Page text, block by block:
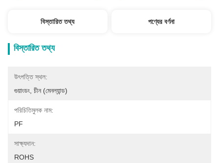
বিস্তারিত তথ্য পণ্যের বর্ণনা
বিস্তারিত তথ্য
উৎপত্তি স্থল:
গুয়াংডং, চীন (মেনল্যান্ড)
পরিচিতিমুলক নাম:
PF
সাক্ষ্যদান:
ROHS